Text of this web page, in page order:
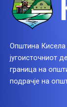
Општина Кисела
југоисточниот
граница на
подрачје на